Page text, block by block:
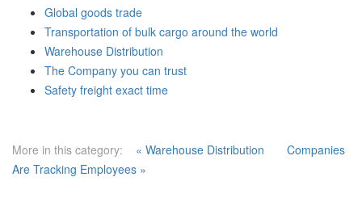
Global goods trade
Transportation of bulk cargo around the world
Warehouse Distribution
The Company you can trust
Safety freight exact time
More in this category: « Warehouse Distribution
Companies
Are Tracking Employees »